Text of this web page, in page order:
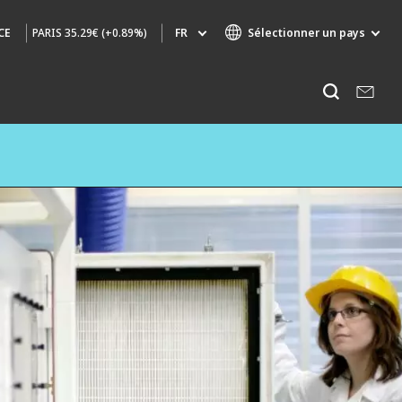
PARIS 35.29€ (+0.89%) FR Sélectionner un pays
AIR QUALITY
INGÉNIERIE & CONSEIL
HAZARDOUS WASTE EUROPE
INDUSTRIES GLOBAL SOLUTIONS
NUCLEAR SOLUTIONS
SEDE BENELUX
VEOLIA AGRICULTURE